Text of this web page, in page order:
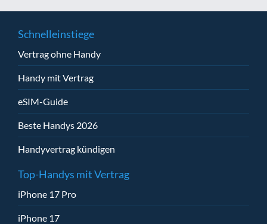
Schnelleinstiege
Vertrag ohne Handy
Handy mit Vertrag
eSIM-Guide
Beste Handys 2026
Handyvertrag kündigen
Top-Handys mit Vertrag
iPhone 17 Pro
iPhone 17